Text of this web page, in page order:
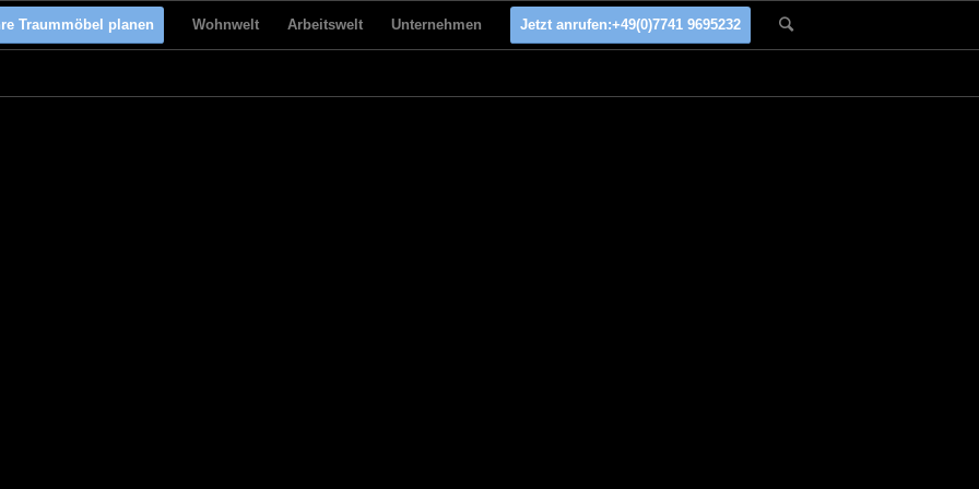
Traummöbel planen Wohnwelt Arbeitswelt Unternehmen Jetzt anrufen:+49(0)7741 9695232